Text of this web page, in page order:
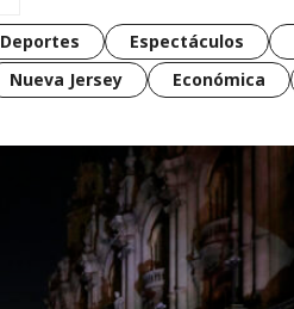
Deportes Espectáculos
Nueva Jersey Económica